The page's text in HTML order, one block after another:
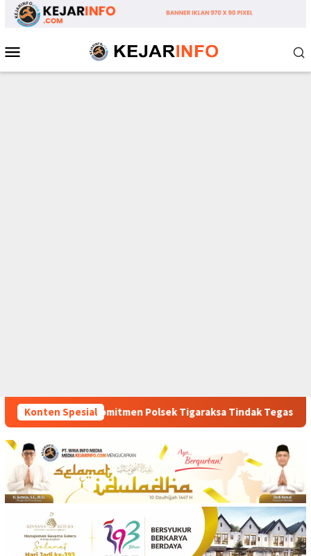
Loncat
Mobile
Konten Spesial
Tigaraksa Tindak Tegas Peredaran Obat Ilegal, Dua Pelaku